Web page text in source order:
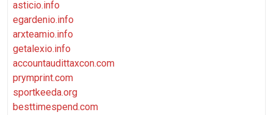
asticio.info
egardenio.info
arxteamio.info
getalexio.info
accountaudittaxcon.com
prymprint.com
sportkeeda.org
besttimespend.com